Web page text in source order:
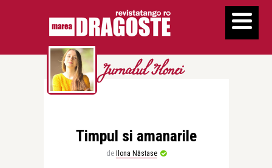
Jurnalul Ilonei
Timpul si amanarile
de Ilona Năstase